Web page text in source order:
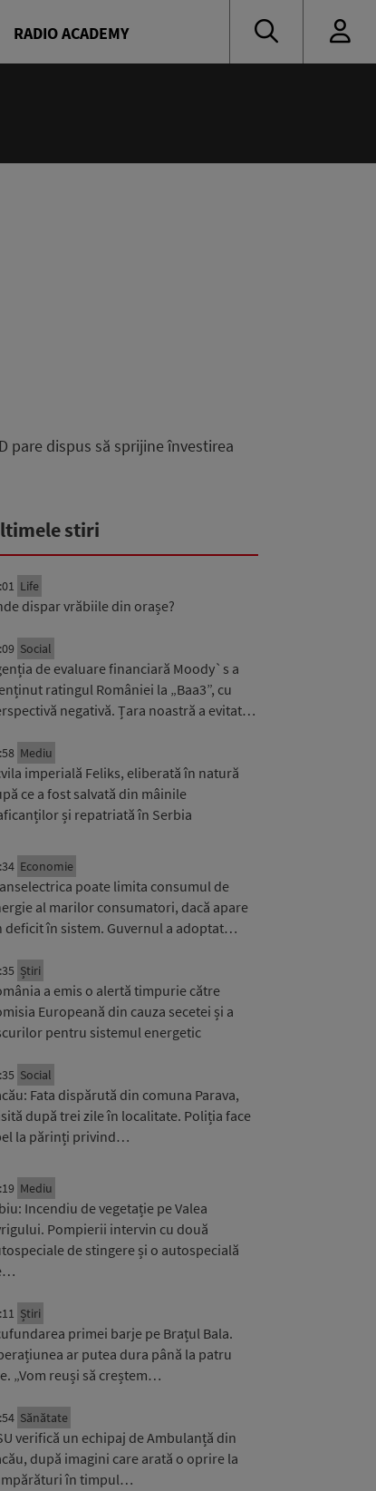
RADIO ACADEMY
pare dispus să sprijine învestirea
stiri
Life
dispar vrăbiile din orașe?
Social
de evaluare financiară Moody`s a
ratingul României la „Baa3”, cu
negativă. Țara noastră a evitat…
Mediu
imperială Feliks, eliberată în natură
ce a fost salvată din mâinile
și repatriată în Serbia
Economie
poate limita consumul de
al marilor consumatori, dacă apare
deficit în sistem. Guvernul a adoptat…
Știri
a emis o alertă timpurie către
Europeană din cauza secetei și a
pentru sistemul energetic
Social
Fata dispărută din comuna Parava,
după trei zile în localitate. Poliția face
la părinți privind…
Mediu
Incendiu de vegetație pe Valea
Pompierii intervin cu două
de stingere și o autospecială
Știri
primei barje pe Brațul Bala.
ar putea dura până la patru
„Vom reuși să creștem…
Sănătate
verifică un echipaj de Ambulanță din
după imagini care arată o oprire la
în timpul…